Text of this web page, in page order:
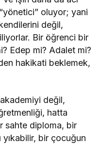
oluyor; yani
değil,
Bir öğrenci bir
Edep mi? Adalet mi?
hakikati beklemek,
akademiyi değil,
hatta
sahte diploma, bir
yıkabilir, bir çocuğun